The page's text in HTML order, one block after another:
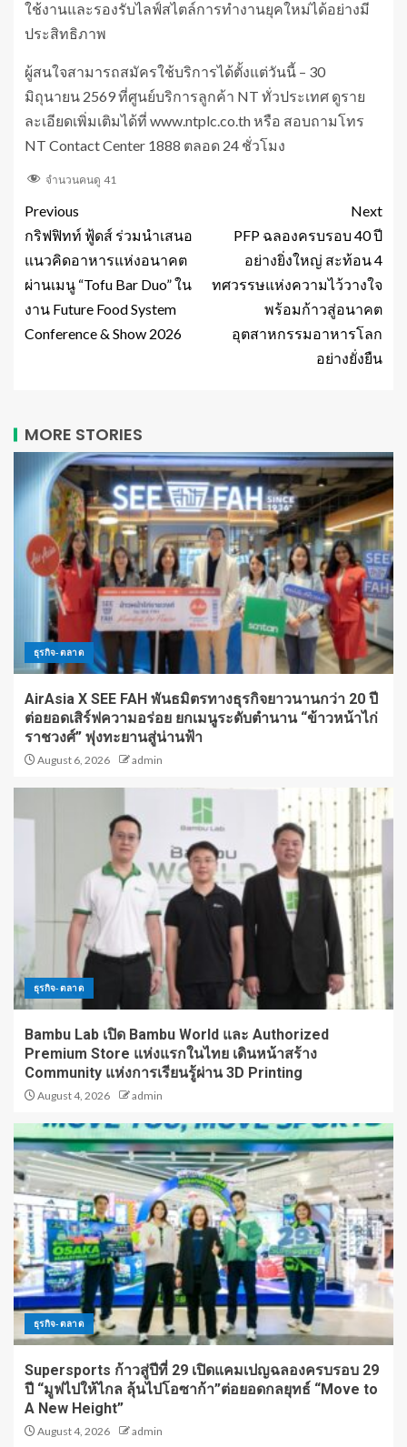
ใช้งานและรองรับไลฟ์สไตล์การทำงานยุคใหม่ได้อย่างมี
ประสิทธิภาพ
ผู้สนใจสามารถสมัครใช้บริการได้ตั้งแต่วันนี้ – 30
มิถุนายน 2569 ที่ศูนย์บริการลูกค้า NT ทั่วประเทศ ดูราย
ละเอียดเพิ่มเติมได้ที่ www.ntplc.co.th หรือ สอบถามโทร
NT Contact Center 1888 ตลอด 24 ชั่วโมง
จำนวนคนดู 41
Previous
กริฟฟิทท์ ฟู้ดส์ ร่วมนำเสนอ
แนวคิดอาหารแห่งอนาคต
ผ่านเมนู “Tofu Bar Duo” ใน
งาน Future Food System
Conference & Show 2026
Next
PFP ฉลองครบรอบ 40 ปี
อย่างยิ่งใหญ่ สะท้อน 4
ทศวรรษแห่งความไว้วางใจ
พร้อมก้าวสู่อนาคต
อุตสาหกรรมอาหารโลก
อย่างยั่งยืน
MORE STORIES
ธุรกิจ-ตลาด
AirAsia X SEE FAH พันธมิตรทางธุรกิจยาวนานกว่า 20 ปี
ต่อยอดเสิร์ฟความอร่อย ยกเมนูระดับตำนาน “ข้าวหน้าไก่
ราชวงศ์” พุ่งทะยานสู่น่านฟ้า
August 6, 2026 admin
ธุรกิจ-ตลาด
Bambu Lab เปิด Bambu World และ Authorized
Premium Store แห่งแรกในไทย เดินหน้าสร้าง
Community แห่งการเรียนรู้ผ่าน 3D Printing
August 4, 2026 admin
ธุรกิจ-ตลาด
Supersports ก้าวสู่ปีที่ 29 เปิดแคมเปญฉลองครบรอบ 29
ปี “มูฟไปให้ไกล ลุ้นไปโอซาก้า”ต่อยอดกลยุทธ์ “Move to
A New Height”
August 4, 2026 admin